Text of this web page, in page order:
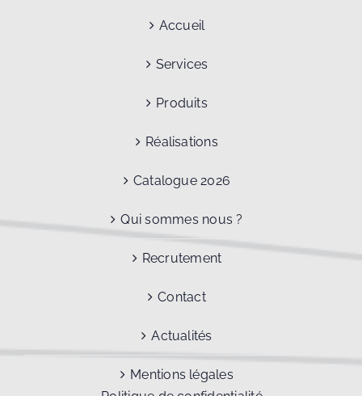
Accueil
Services
Produits
Réalisations
Catalogue 2026
Qui sommes nous ?
Recrutement
Contact
Actualités
Mentions légales